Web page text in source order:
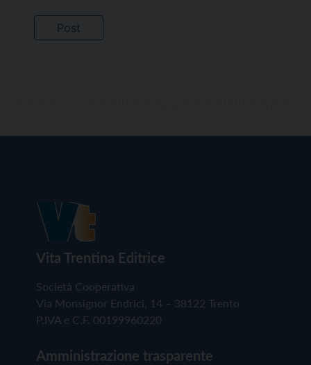
Vita Trentina Editrice
Società Cooperativa
Via Monsignor Endrici, 14 – 38122 Trento
P.IVA e C.F. 00199960220
Amministrazione trasparente